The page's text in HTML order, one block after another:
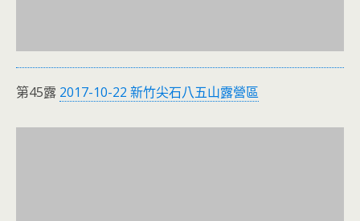
第45露 2017-10-22 新竹尖石八五山露營區